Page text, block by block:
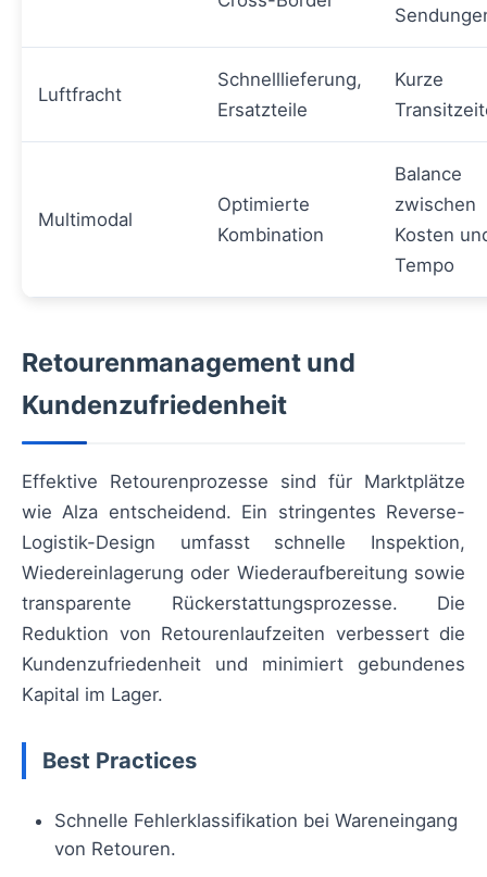
Luftfracht
Schnelllieferung,
Ersatzteile
Kurze
Multimodal
Optimierte
Kombination
Balance
zwischen
Kosten
Tempo
Retourenmanagement und
Kundenzufriedenheit
Effektive Retourenprozesse sind für Marktplätze
wie Alza entscheidend. Ein stringentes Reverse-
Logistik-Design umfasst schnelle Inspektion,
Wiedereinlagerung oder Wiederaufbereitung sowie
transparente Rückerstattungsprozesse. Die
Reduktion von Retourenlaufzeiten verbessert die
Kundenzufriedenheit und minimiert gebundenes
Kapital im Lager.
Best Practices
Schnelle Fehlerklassifikation bei Wareneingang
von Retouren.